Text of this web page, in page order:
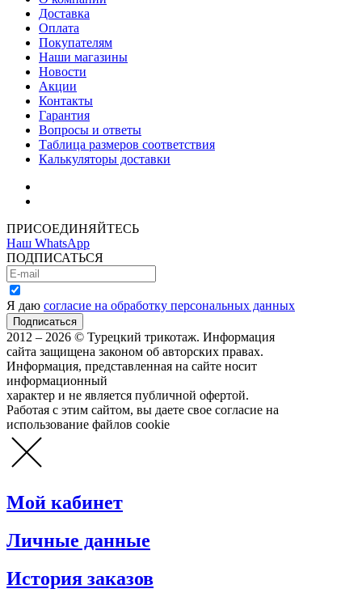
Доставка
Оплата
Покупателям
Наши магазины
Новости
Акции
Контакты
Гарантия
Вопросы и ответы
Таблица размеров соответствия
Калькуляторы доставки
ПРИСОЕДИНЯЙТЕСЬ
Наш WhatsApp
ПОДПИСАТЬСЯ
Я даю согласие на обработку персональных данных
2012 – 2026 © Турецкий трикотаж. Информация
сайта защищена законом об авторских правах.
Информация, представленная на сайте носит
информационный
характер и не является публичной офертой.
Работая с этим сайтом, вы даете свое согласие на
использование файлов cookie
Мой кабинет
Личные данные
История заказов